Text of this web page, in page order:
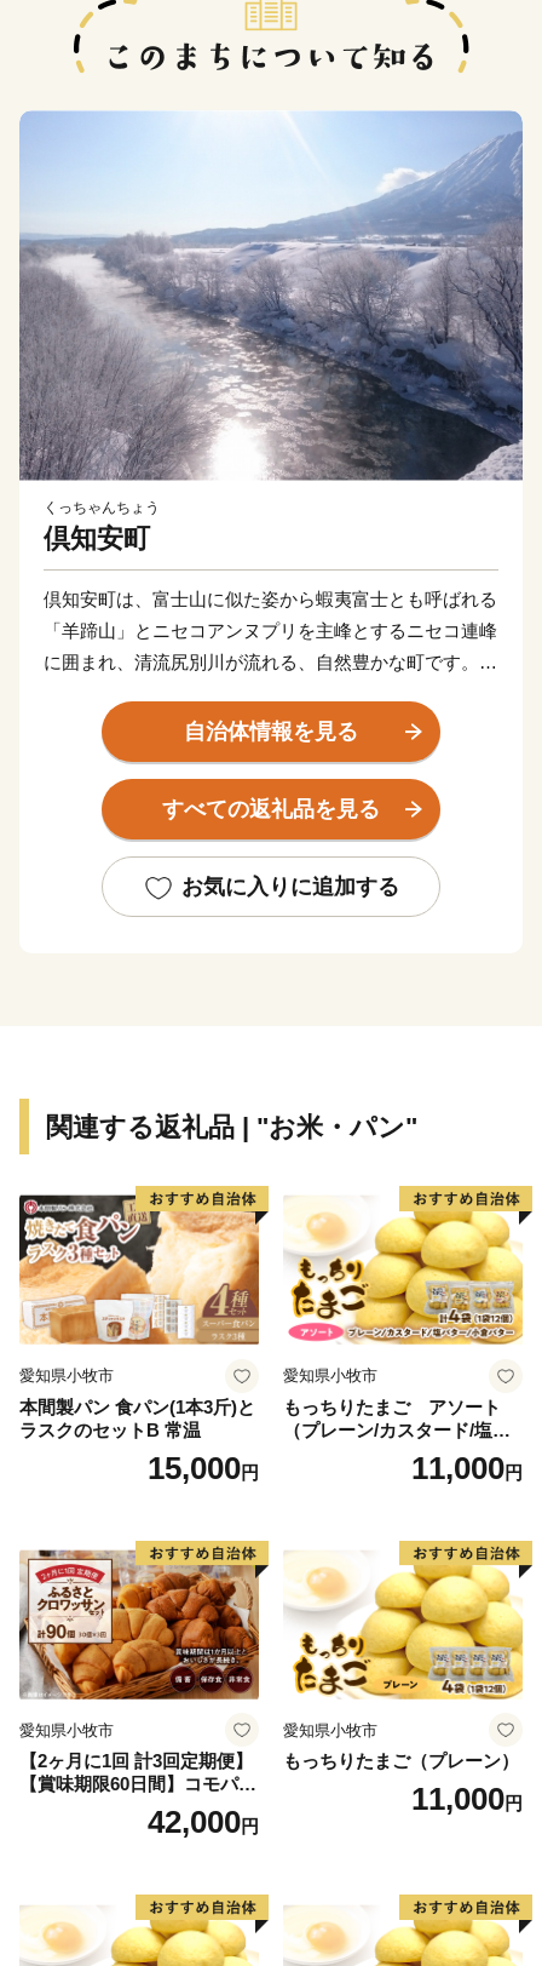
くっちゃんちょう
倶知安町
倶知安町は、富士山に似た姿から蝦夷富士とも呼ばれる
「羊蹄山」とニセコアンヌプリを主峰とするニセコ連峰
に囲まれ、清流尻別川が流れる、自然豊かな町です。
ング、登山、ゴルフなどのアウトドアスポーツの人気が
高く、近年は夏を涼しく過ごす長期滞在者も増えていま
す。豊富な羊蹄山の伏流水を利用し、じゃがいもやメロ
ン、アスパラガスなどの農業も盛んです。
リッツ」とも呼ばれるスキーの聖地で、冬になると日本
だけではなく世界各国から多くのスキーヤーやスノーボ
自治体情報を見る
すべての返礼品を見る
お気に入りに追加する
関連する返礼品 | "お米・パン"
愛知県小牧市
本間製パン 食パン(1本3斤)と
ラスクのセットB 常温
15,000円
愛知県小牧市
もっちりたまご アソート
（プレーン/カスタード/塩バ
ター/小倉バター）11,000円
愛知県小牧市
【2ヶ月に1回 計3回定期便】
【賞味期限60日間】コモパ
ン ふるさとクロワッサンセ
ット（計90個）／災害用備蓄
42,000円
愛知県小牧市
もっちりたまご（プレーン）
11,000円